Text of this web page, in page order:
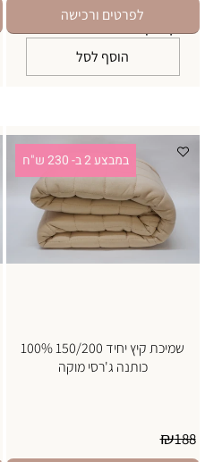
יינתן בדף התשלום
לפרטים ורכישה
הוסף לסל
במבצע 2 ב- 230 ש"ח
שמיכת קיץ יחיד 150/200 100%
כותנה ג'רסי מוקה
₪188